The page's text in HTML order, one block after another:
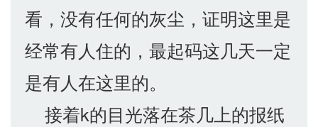
看，没有任何的灰尘，证明这里是
经常有人住的，最起码这几天一定
是有人在这里的。
接着k的目光落在茶几上的报纸